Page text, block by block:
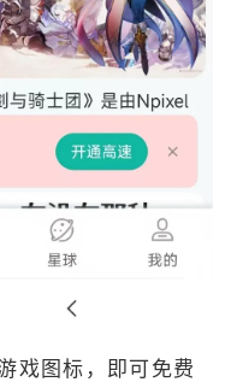
戏图标，即可免费